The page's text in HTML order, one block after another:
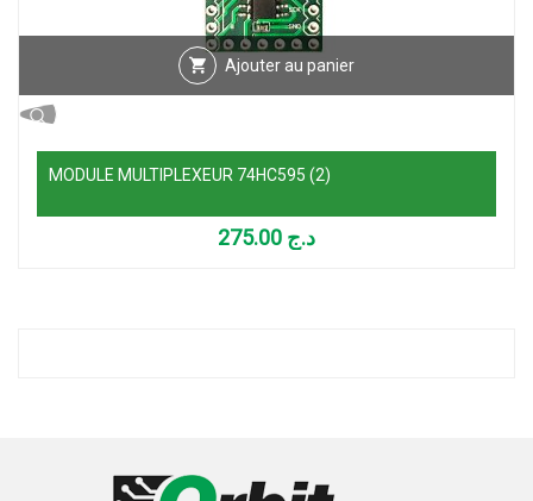
Ajouter au panier
MODULE MULTIPLEXEUR 74HC595 (2)
د.ج